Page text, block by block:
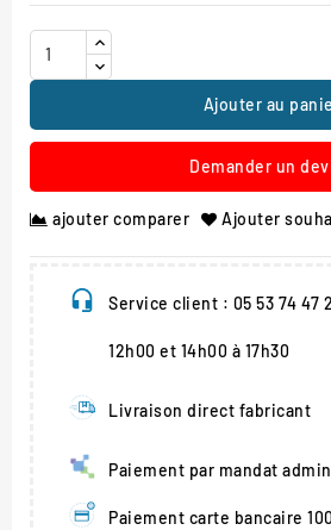
Ajouter au
Demander un
ajouter comparer Ajouter
Service client : 05 53 74 47
12h00 et 14h00 à 17h30
Livraison direct fabricant
Paiement par mandat
Paiement carte bancaire